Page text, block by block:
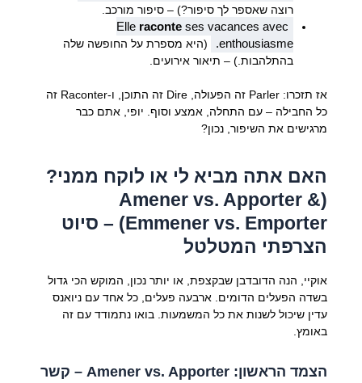
רוצה שאספר לך סיפור?) – סיפור מורכב.
Elle raconte ses vacances avec
enthousiasme.
(היא מספרת על החופשה שלה
בהתלהבות.) – תיאור אירועים.
אז תזכרו: Parler זה הפעולה, Dire זה התוכן, ו-Raconter זה
כל החבילה – עם התחלה, אמצע וסוף. יופי, אתם כבר
מרגישים את השיפור, נכון?
האם אתה מביא לי או לוקח ממני?
(Amener vs. Apporter &
Emmener vs. Emporter) – סיוט
הצרפתי המטלטל
אוקיי, הנה הדובדבן שבקצפת, או יותר נכון, המוקש הכי גדול
בשדה הפעלים הדומים. ארבעה פעלים, כל אחד עם ניואנס
עדין שיכול לשנות את כל המשמעות. בואו נתמודד עם זה
באומץ.
הצמד הראשון: Amener vs. Apporter – קשר